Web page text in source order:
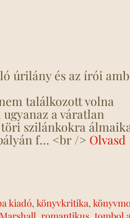
úrilány és az írói
találkozott volna
ugyanaz a váratlan
szilánkokra
f… <br /> Olvasd
kiadó, könyvkritika,